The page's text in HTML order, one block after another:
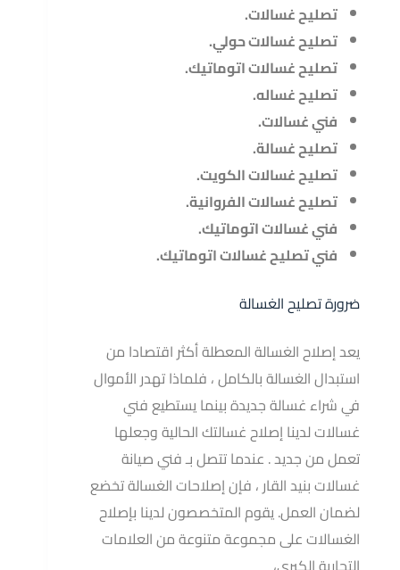
تصليح غسالات.
تصليح غسالات حولي.
تصليح غسالات اتوماتيك.
تصليح غساله.
فني غسالات.
تصليح غسالة.
تصليح غسالات الكويت.
تصليح غسالات الفروانية.
فني غسالات اتوماتيك.
فني تصليح غسالات اتوماتيك.
ضرورة تصليح الغسالة
يعد إصلاح الغسالة المعطلة أكثر اقتصادا من
استبدال الغسالة بالكامل ، فلماذا تهدر الأموال
في شراء غسالة جديدة بينما يستطيع فني
غسالات لدينا إصلاح غسالتك الحالية وجعلها
تعمل من جديد . عندما تتصل بـ فني صيانة
غسالات بنيد القار ، فإن إصلاحات الغسالة تخضع
لضمان العمل. يقوم المتخصصون لدينا بإصلاح
الغسالات على مجموعة متنوعة من العلامات